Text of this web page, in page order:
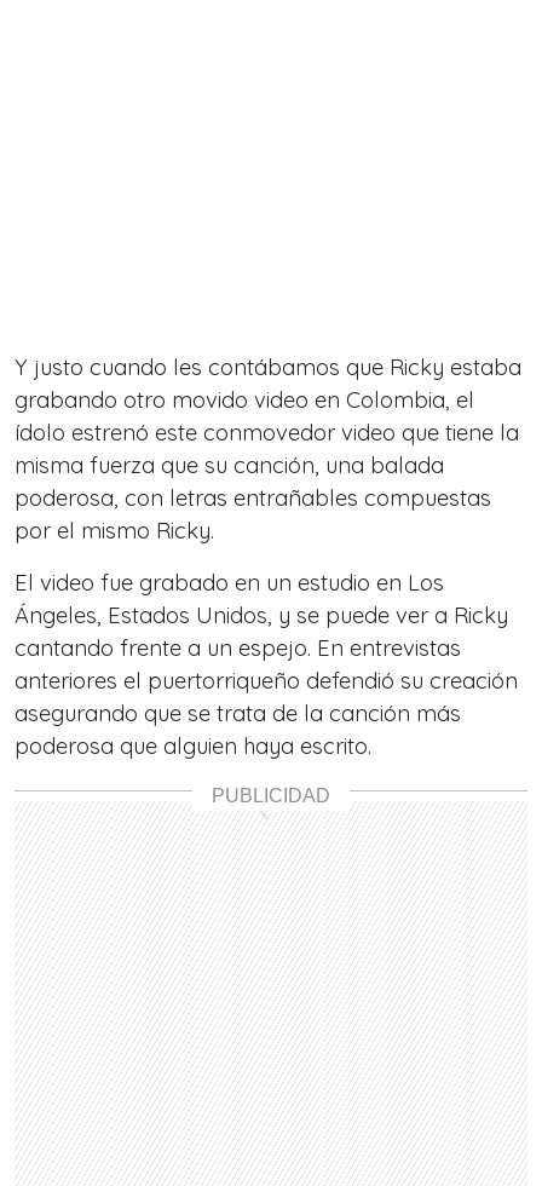
Y justo cuando les contábamos que Ricky estaba
grabando otro movido video en Colombia, el
ídolo estrenó este conmovedor video que tiene la
misma fuerza que su canción, una balada
poderosa, con letras entrañables compuestas
por el mismo Ricky.
El video fue grabado en un estudio en Los
Ángeles, Estados Unidos, y se puede ver a Ricky
cantando frente a un espejo. En entrevistas
anteriores el puertorriqueño defendió su creación
asegurando que se trata de la canción más
poderosa que alguien haya escrito.